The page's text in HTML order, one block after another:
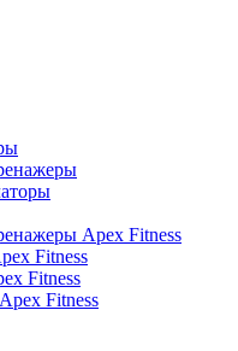
Apex Fitness
Fitness
Fitness
Fitness